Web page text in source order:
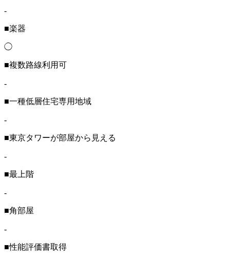
-
■楽器
◯
■複数路線利用可
-
■一種低層住宅専用地域
-
■東京タワーが部屋から見える
-
■最上階
-
■角部屋
-
■性能評価書取得